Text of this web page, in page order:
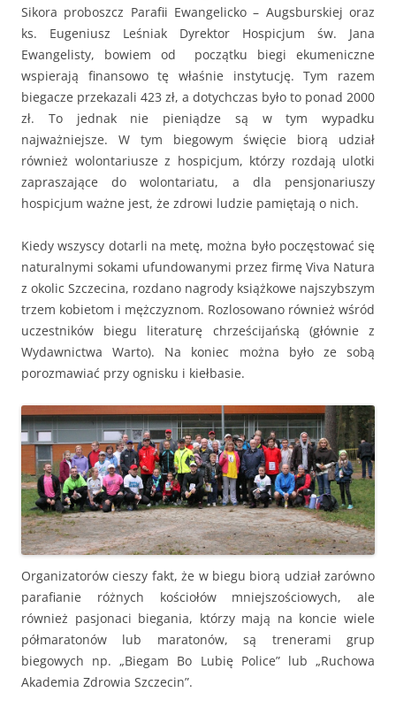
Sikora proboszcz Parafii Ewangelicko – Augsburskiej oraz
ks. Eugeniusz Leśniak Dyrektor Hospicjum św. Jana
Ewangelisty, bowiem od początku biegi ekumeniczne
wspierają finansowo tę właśnie instytucję. Tym razem
biegacze przekazali 423 zł, a dotychczas było to ponad 2000
zł. To jednak nie pieniądze są w tym wypadku
najważniejsze. W tym biegowym święcie biorą udział
również wolontariusze z hospicjum, którzy rozdają ulotki
zapraszające do wolontariatu, a dla pensjonariuszy
hospicjum ważne jest, że zdrowi ludzie pamiętają o nich.
Kiedy wszyscy dotarli na metę, można było poczęstować się
naturalnymi sokami ufundowanymi przez firmę Viva Natura
z okolic Szczecina, rozdano nagrody książkowe najszybszym
trzem kobietom i mężczyznom. Rozlosowano również wśród
uczestników biegu literaturę chrześcijańską (głównie z
Wydawnictwa Warto). Na koniec można było ze sobą
porozmawiać przy ognisku i kiełbasie.
Organizatorów cieszy fakt, że w biegu biorą udział zarówno
parafianie różnych kościołów mniejszościowych, ale
również pasjonaci biegania, którzy mają na koncie wiele
półmaratonów lub maratonów, są trenerami grup
biegowych np. „Biegam Bo Lubię Police” lub „Ruchowa
Akademia Zdrowia Szczecin”.